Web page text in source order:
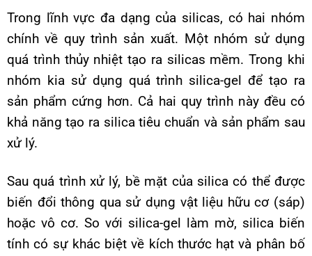
Trong lĩnh vực đa dạng của silicas, có hai nhóm
chính về quy trình sản xuất. Một nhóm sử dụng
quá trình thủy nhiệt tạo ra silicas mềm. Trong khi
nhóm kia sử dụng quá trình silica-gel để tạo ra
sản phẩm cứng hơn. Cả hai quy trình này đều có
khả năng tạo ra silica tiêu chuẩn và sản phẩm sau
xử lý.
Sau quá trình xử lý, bề mặt của silica có thể được
biến đổi thông qua sử dụng vật liệu hữu cơ (sáp)
hoặc vô cơ. So với silica-gel làm mờ, silica biến
tính có sự khác biệt về kích thước hạt và phân bố